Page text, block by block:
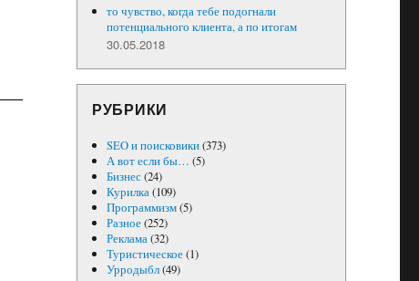
то чувство, когда тебе подогнали
потенциального клиента, а по итогам
30.05.2018
РУБРИКИ
SEO и поисковики(373)
А вот если бы… (5)
Бизнес(24)
Курилка(109)
Программизм(5)
Разное(252)
Реклама(32)
Туристическое(1)
Урродыбл(49)